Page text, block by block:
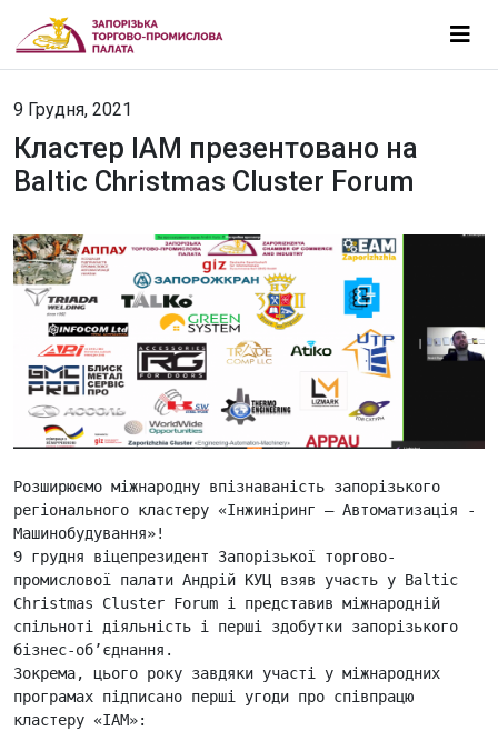
9 Грудня, 2021
Кластер ІАМ презентовано на
Baltic Christmas Cluster Forum
Розширюємо міжнародну впізнаваність запорізького
регіонального кластеру «Інжиніринг – Автоматизація -
Машинобудування»!
9 грудня віцепрезидент Запорізької торгово-
промислової палати Андрій КУЦ взяв участь у Baltic
Christmas Cluster Forum і представив міжнародній
спільноті діяльність і перші здобутки запорізького
бізнес-об’єднання.
Зокрема, цього року завдяки участі у міжнародних
програмах підписано перші угоди про співпрацю
кластеру «ІАМ»: